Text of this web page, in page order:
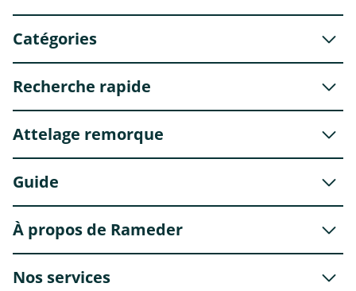
Catégories
Recherche rapide
Attelage remorque
Guide
À propos de Rameder
Nos services